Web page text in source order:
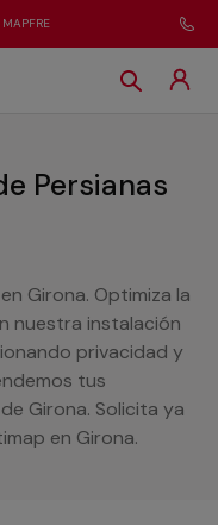
Persianas
Girona. Optimiza la
nuestra instalación
privacidad y
tus
Girona. Solicita ya
en Girona.